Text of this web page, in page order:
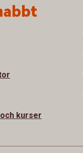
kurser